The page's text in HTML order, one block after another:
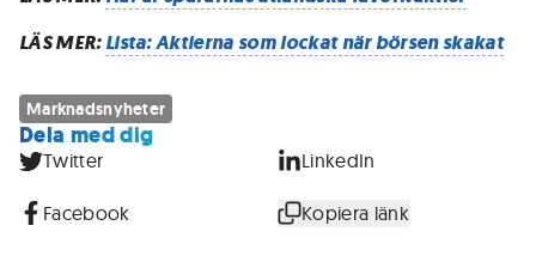
LÄS MER:Lista: Aktierna som lockat när börsen skakat
Marknadsnyheter
Dela med dig
Twitter LinkedIn
Facebook Kopiera länk